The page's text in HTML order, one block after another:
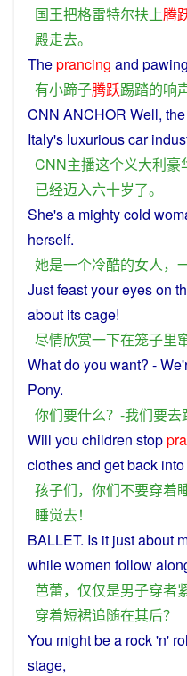
国王把格雷特尔扶上腾
殿走去。
Theprancing and pawing
有小蹄子腾跃踢踏的响
CNN ANCHOR Well, the
Italy's luxuriouscar
CNN主播这个义大利豪
已经迈入六十岁了。
She'sa mightycold
herself.
她是一个冷酷的女人，
Justfeastyoureyeson
about its cage!
尽情欣赏一下在笼子里
Whatdoyou want? -We
Pony.
你们要什么？-我们要去
Will you children stop
clothesand getback into
孩子们， 你们不要穿着
睡觉去！
BALLET. Is it justabout
whilewomen follow
芭蕾， 仅仅是男子穿者
穿着短裙追随在其后？
You mightbea rock 'n'
stage,